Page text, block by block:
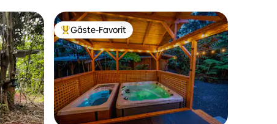
Beliebter Gäste-Favorit.
Gäste-Favorit